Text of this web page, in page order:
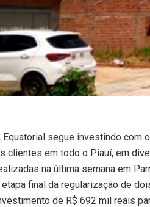
Equatorial segue investindo com
clientes em todo o Piauí, em
na última semana em
etapa final da regularização de
de R$ 692 mil reais